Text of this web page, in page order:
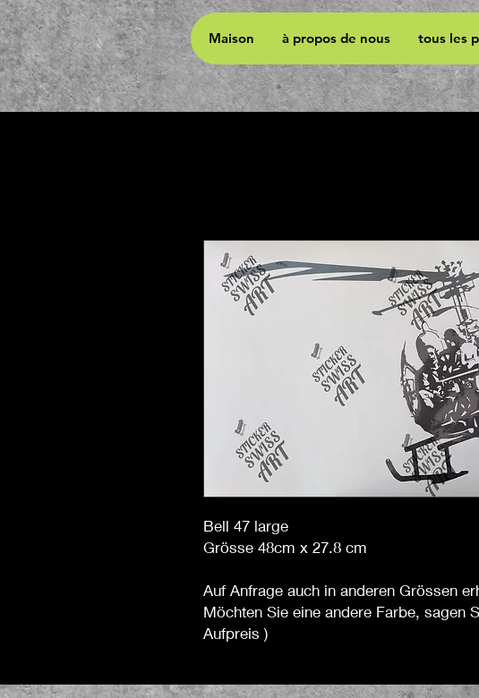
Maison à propos de nous tous les
Bell 47 large
Grösse 48cm x 27.8 cm
Auf Anfrage auch in anderen Grössen
Möchten Sie eine andere Farbe, sagen
Aufpreis )